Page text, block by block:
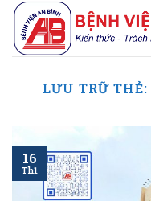
Chuyển
đến
nội
LƯU TRỮ THẺ:
16
Th1